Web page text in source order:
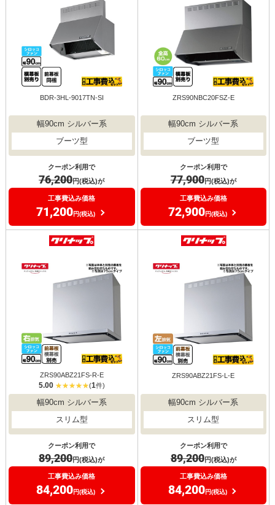
BDR-3HL-9017TN-SI
幅90cm シルバー系
ブーツ型
クーポン利用で
76,200円(税込)が
工事費込み価格
71,200円(税込)
ZRS90NBC20FSZ-E
幅90cm シルバー系
ブーツ型
クーポン利用で
77,900円(税込)が
工事費込み価格
72,900円(税込)
ZRS90ABZ21FS-R-E
5.00 (1件)
幅90cm シルバー系
スリム型
クーポン利用で
89,200円(税込)が
工事費込み価格
84,200円(税込)
ZRS90ABZ21FS-L-E
幅90cm シルバー系
スリム型
クーポン利用で
89,200円(税込)が
工事費込み価格
84,200円(税込)